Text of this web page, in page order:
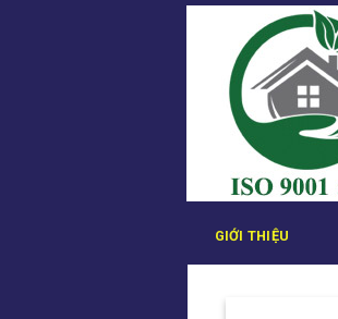
Bỏ
GIỚI THIỆU